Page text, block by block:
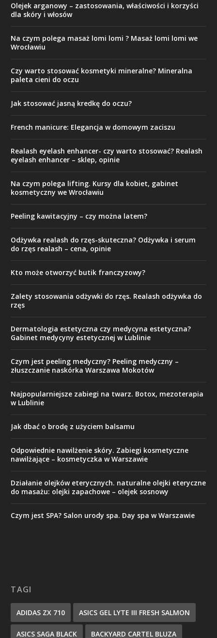
Olejek arganowy – zastosowania, właściwości i korzyści
dla skóry i włosów
Na czym polega masaż lomi lomi ? Masaż lomi lomi we
Wrocławiu
Czy warto stosować kosmetyki mineralne? Mineralna
paleta cieni do oczu
Jak stosować jasną kredkę do oczu?
French manicure: Elegancja w domowym zaciszu
Realash eyelash enhancer- czy warto stosować? Realash
eyelash enhancer – sklep, opinie
Na czym polega lifting. Kursy dla kobiet, gabinet
kosmetyczny we Wrocławiu
Peeling kawitacyjny – czy można latem?
Odżywka realash do rzęs-skuteczna? Odżywka i serum
do rzęs realash – cena, opinie
Kto może otworzyć butik franczyzowy?
Zalety stosowania odżywki do rzęs. Realash odżywka do
rzęs
Dermatologia estetyczna czy medycyna estetyczna?
Gabinet medycyny estetycznej w Lublinie
Czym jest peeling medyczny? Peeling medyczny –
złuszczanie naskórka Warszawa Mokotów
Najpopularniejsze zabiegi na twarz. Botox, mezoterapia
w Lublinie
Jak dbać o brodę z użyciem balsamu
Odpowiednie nawilżenie skóry. Zabiegi kosmetyczne
nawilżające – kosmetyczka w Warszawie
Działanie olejków eterycznych. naturalne olejki eteryczne
do masażu: olejki zapachowe – olejek sosnowy
Czym jest SPA? Salon urody spa. Day spa w Warszawie
TAGI
ADIDAS ZX 710 ASICS GEL LYTE III FRESH SALMON
ASICS SAGA BLACK BACKYARD CARTEL BLUZA